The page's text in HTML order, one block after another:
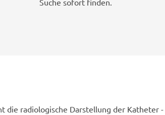
die radiologische Darstellung der Katheter -